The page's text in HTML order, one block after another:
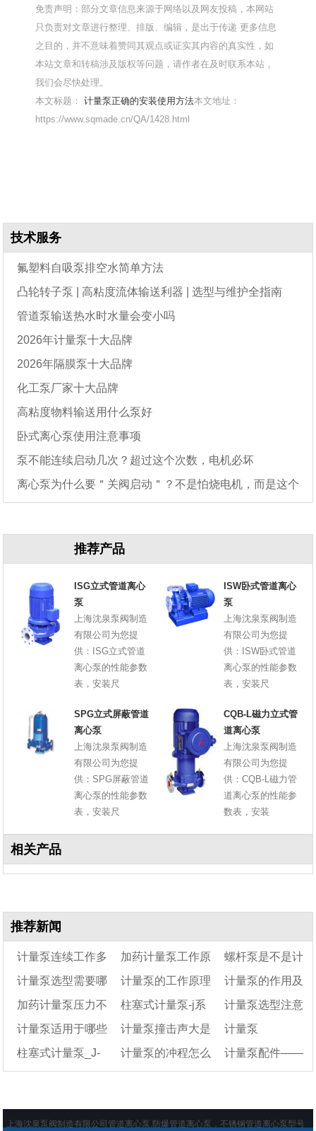
免责声明：部分文章信息来源于网络以及网友投稿，本网站
只负责对文章进行整理、排版、编辑，是出于传递 更多信息
之目的，并不意味着赞同其观点或证实其内容的真实性，如
本站文章和转稿涉及版权等问题，请作者在及时联系本站，
我们会尽快处理。
本文标题：计量泵正确的安装使用方法本文地址：
https://www.sqmade.cn/QA/1428.html
技术服务
氟塑料自吸泵排空水简单方法
凸轮转子泵 | 高粘度流体输送利器 | 选型与维护全指南
管道泵输送热水时水量会变小吗
2026年计量泵十大品牌
2026年隔膜泵十大品牌
化工泵厂家十大品牌
高粘度物料输送用什么泵好
卧式离心泵使用注意事项
泵不能连续启动几次？超过这个次数，电机必坏
离心泵为什么要＂关阀启动＂？不是怕烧电机，而是这个
推荐产品
ISG立式管道离心
泵
上海沈泉泵阀制造
有限公司为您提
供：ISG立式管道
离心泵的性能参数
表，安装尺
ISW卧式管道离心
泵
上海沈泉泵阀制造
有限公司为您提
供：ISW卧式管道
离心泵的性能参数
表，安装尺
SPG立式屏蔽管道
离心泵
上海沈泉泵阀制造
有限公司为您提
供：SPG屏蔽管道
离心泵的性能参数
表，安装尺
CQB-L磁力立式管
道离心泵
上海沈泉泵阀制造
有限公司为您提
供：CQB-L磁力管
道离心泵的性能参
数表，安装
相关产品
推荐新闻
计量泵连续工作多
久要停泵
加药计量泵工作原 螺杆泵是不是计
量泵
计量泵选型需要哪
些参数
计量泵的工作原理
是什么
计量泵的作用及
用途
加药计量泵压力不
足的原因
柱塞式计量泵-j系
列柱塞式计量泵
计量泵选型注意
事项
计量泵适用于哪些
行业
计量泵撞击声大是
什么原因?
计量泵
柱塞式计量泵_J-
计量泵的冲程怎么 计量泵配件——
上海沈泉泵阀制造有限公司管道离心泵,防爆管道离心泵，不锈钢管道离心泵型号